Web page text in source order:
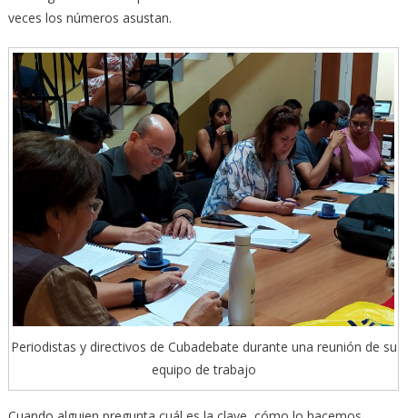
veces los números asustan.
Periodistas y directivos de Cubadebate durante una reunión de su
equipo de trabajo